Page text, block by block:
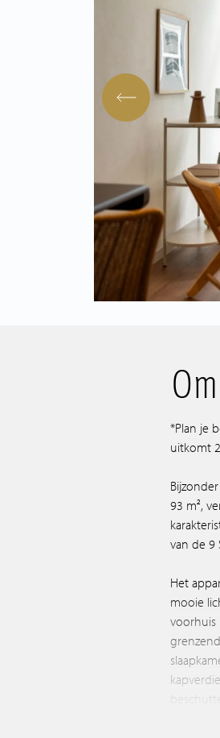
*Plan je
uitkomt
93 m²,
van de 9
Het
mooie
voorhuis